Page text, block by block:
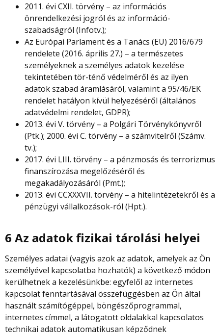
2011. évi CXII. törvény – az információs
önrendelkezési jogról és az információ-
szabadságról (Infotv.);
Az Európai Parlament és a Tanács (EU) 2016/679
rendelete (2016. április 27.) – a természetes
személyeknek a személyes adatok kezelése
tekintetében tör-ténő védelméről és az ilyen
adatok szabad áramlásáról, valamint a 95/46/EK
rendelet hatályon kívül helyezéséről (általános
adatvédelmi rendelet, GDPR);
2013. évi V. törvény – a Polgári Törvénykönyvről
(Ptk.); 2000. évi C. törvény – a számvitelről (Számv.
tv.);
2017. évi LIII. törvény – a pénzmosás és terrorizmus
finanszírozása megelőzéséről és
megakadályozásáról (Pmt.);
2013. évi CCXXXVII. törvény – a hitelintézetekről és a
pénzügyi vállalkozások-ról (Hpt.).
6 Az adatok fizikai tárolási helyei
Személyes adatai (vagyis azok az adatok, amelyek az Ön
személyével kapcsolatba hozhatók) a következő módon
kerülhetnek a kezelésünkbe: egyfelől az internetes
kapcsolat fenntartásával összefüggésben az Ön által
használt számítógéppel, böngészőprogrammal,
internetes címmel, a látogatott oldalakkal kapcsolatos
technikai adatok automatikusan képződnek